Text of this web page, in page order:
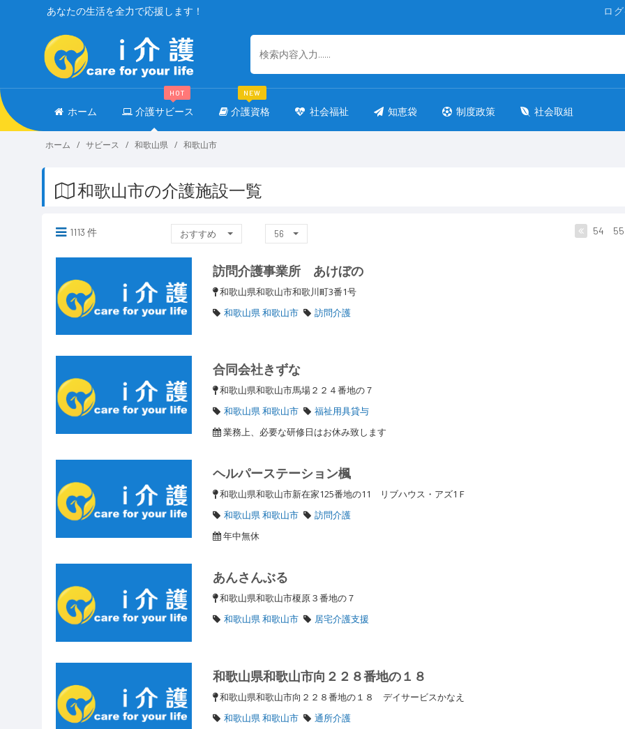
ロ
あなたの生活を全力で応援します！
ホーム 介護サビース
HOT
介護資格
NEW
社会福祉 知恵袋 制度政策 社会取組
ホーム サビース 和歌山県 和歌山市
和歌山市の介護施設一覧
1113 件 おすすめ 56 54 55
訪問介護事業所 あけぼの
和歌山県和歌山市和歌川町3番1号
和歌山県 和歌山市
訪問介護
合同会社きずな
和歌山県和歌山市馬場２２４番地の７
和歌山県 和歌山市
福祉用具貸与
業務上、必要な研修日はお休み致します
ヘルパーステーション楓
和歌山県和歌山市新在家125番地の11 リブハウス・アズ1Ｆ
和歌山県 和歌山市
訪問介護
年中無休
あんさんぶる
和歌山県和歌山市榎原３番地の７
和歌山県 和歌山市
居宅介護支援
和歌山県和歌山市向２２８番地の１８
和歌山県和歌山市向２２８番地の１８ デイサービスかなえ
和歌山県 和歌山市
通所介護